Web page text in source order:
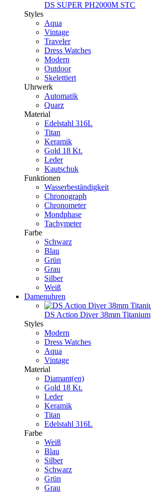
DS SUPER PH2000M STC
Styles
Aqua
Vintage
Traveler
Dress Watches
Modern
Outdoor
Skelettiert
Uhrwerk
Automatik
Quarz
Material
Edelstahl 316L
Titan
Keramik
Gold 18 Kt.
Leder
Kautschuk
Funktionen
Wasserbeständigkeit
Chronograph
Chronometer
Mondphase
Tachymeter
Farbe
Schwarz
Blau
Grün
Grau
Silber
Weiß
Damenuhren
DS Action Diver 38mm Titanium
Styles
Modern
Dress Watches
Aqua
Vintage
Material
Diamant(en)
Gold 18 Kt.
Leder
Keramik
Titan
Edelstahl 316L
Farbe
Weiß
Blau
Silber
Schwarz
Grün
Grau